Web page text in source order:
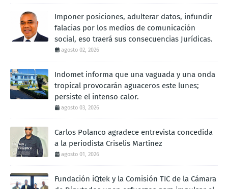
Imponer posiciones, adulterar datos, infundir
falacias por los medios de comunicación
social, eso traerá sus consecuencias Jurídicas.
agosto 02, 2026
Indomet informa que una vaguada y una onda
tropical provocarán aguaceros este lunes;
persiste el intenso calor.
agosto 03, 2026
Carlos Polanco agradece entrevista concedida
a la periodista Criselis Martínez
agosto 01, 2026
Fundación iQtek y la Comisión TIC de la Cámara